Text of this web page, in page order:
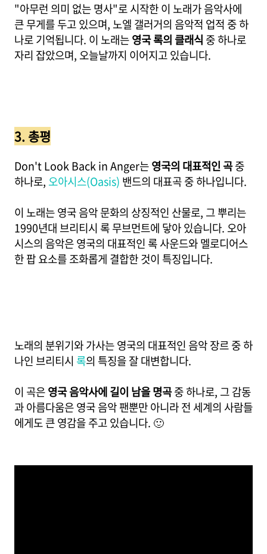
"아무런 의미 없는 명사"로 시작한 이 노래가 음악사에
큰 무게를 두고 있으며, 노엘 갤러거의 음악적 업적 중 하
나로 기억됩니다. 이 노래는영국 록의 클래식 중 하나로
자리 잡았으며, 오늘날까지 이어지고 있습니다.
3. 총평
Don't Look Back in Anger는영국의 대표적인 곡중
하나로, 오아시스(Oasis) 밴드의 대표곡 중 하나입니다.
이 노래는 영국 음악 문화의 상징적인 산물로, 그 뿌리는
1990년대 브리티시 록 무브먼트에 닿아 있습니다. 오아
시스의 음악은 영국의 대표적인 록 사운드와 멜로디어스
한 팝 요소를 조화롭게 결합한 것이 특징입니다.
노래의 분위기와 가사는 영국의 대표적인 음악 장르 중 하
나인 브리티시 록의 특징을 잘 대변합니다.
이 곡은영국 음악사에 길이 남을 명곡중 하나로, 그 감동
과 아름다움은 영국 음악 팬뿐만 아니라 전 세계의 사람들
에게도 큰 영감을 주고 있습니다. 🙂